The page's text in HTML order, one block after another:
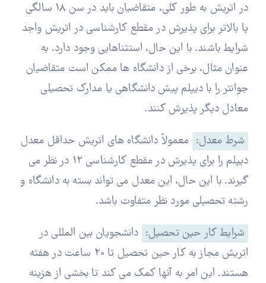
در اتریش به طور کلی، متقاضیان باید در سن 18 سالگی
یا بالاتر برای پذیرش در مقطع کارشناسی در اتریش واجد
شرایط باشند. با این حال، استثناهایی وجود دارد. به
عنوان مثال، برخی از دانشگاه ها ممکن است متقاضیان
جوانتر را با دیپلم پیش دانشگاهی یا مدارک تحصیلی
معادل دیگر پذیرش کنند.
شرط معدل: معمولاً دانشگاه های اتریش حداقل معدل
دیپلم را برای پذیرش در مقطع کارشناسی 12 در نظر می
گیرند. با این حال، این معدل می تواند بسته به دانشگاه و
رشته تحصیلی مورد نظر متفاوت باشد.
شرایط کار حین تحصیل: دانشجویان بین المللی در
اتریش مجاز به کار حین تحصیل تا 20 ساعت در هفته
هستند. این امر به آنها کمک می کند تا بخشی از هزینه